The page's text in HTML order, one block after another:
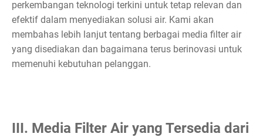
perkembangan teknologi terkini untuk tetap relevan dan
efektif dalam menyediakan solusi air. Kami akan
membahas lebih lanjut tentang berbagai media filter air
yang disediakan dan bagaimana terus berinovasi untuk
memenuhi kebutuhan pelanggan.
III. Media Filter Air yang Tersedia dari